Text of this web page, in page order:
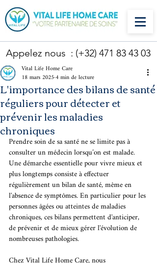
Appelez nous : (+32) 471 83 43 03
L'importance des bilans de santé
réguliers pour détecter et
prévenir les maladies
chroniques
Vital Life Home Care
18 mars 20254 min de lecture
Prendre soin de sa santé ne se limite pas à
consulter un médecin lorsqu’on est malade.
Une démarche essentielle pour vivre mieux et
plus longtemps consiste à effectuer
régulièrement un bilan de santé, même en
l'absence de symptômes. En particulier pour les
personnes âgées ou atteintes de maladies
chroniques, ces bilans permettent d'anticiper,
de prévenir et de mieux gérer l'évolution de
nombreuses pathologies.